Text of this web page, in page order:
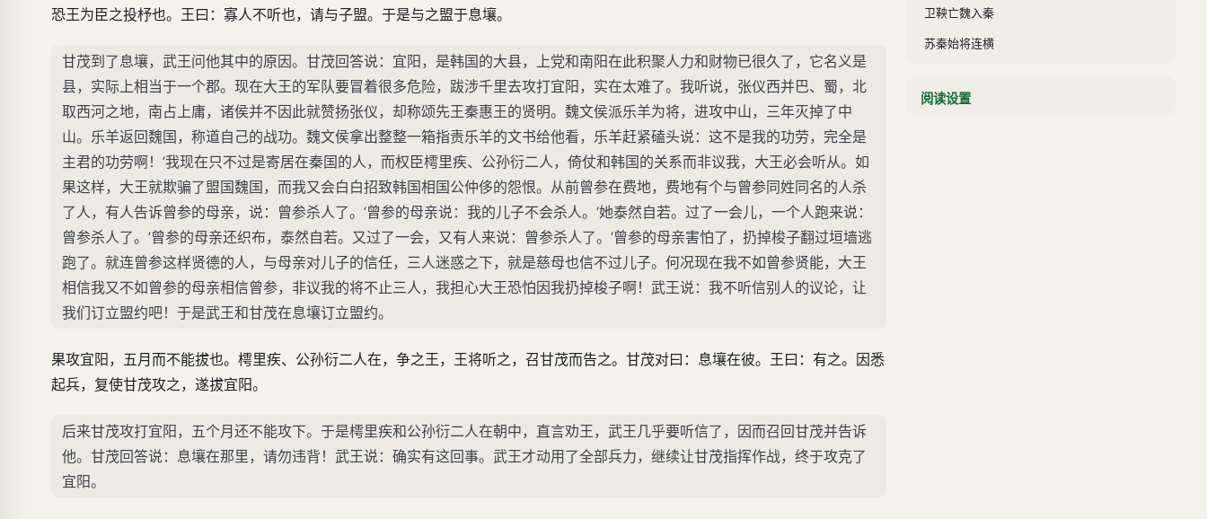
恐王为臣之投杼也。王曰：寡人不听也，请与子盟。于是与之盟于息壤。
甘茂到了息壤，武王问他其中的原因。甘茂回答说：宜阳，是韩国的大县，上党和南阳在此积聚人力和财物已很久了，它名义是
县，实际上相当于一个郡。现在大王的军队要冒着很多危险，跋涉千里去攻打宜阳，实在太难了。我听说，张仪西并巴、蜀，北
取西河之地，南占上庸，诸侯并不因此就赞扬张仪，却称颂先王秦惠王的贤明。魏文侯派乐羊为将，进攻中山，三年灭掉了中
山。乐羊返回魏国，称道自己的战功。魏文侯拿出整整一箱指责乐羊的文书给他看，乐羊赶紧磕头说：这不是我的功劳，完全是
主君的功劳啊！’我现在只不过是寄居在秦国的人，而权臣樗里疾、公孙衍二人，倚仗和韩国的关系而非议我，大王必会听从。如
果这样，大王就欺骗了盟国魏国，而我又会白白招致韩国相国公仲侈的怨恨。从前曾参在费地，费地有个与曾参同姓同名的人杀
了人，有人告诉曾参的母亲，说：曾参杀人了。’曾参的母亲说：我的儿子不会杀人。’她泰然自若。过了一会儿，一个人跑来说：
曾参杀人了。’曾参的母亲还织布，泰然自若。又过了一会，又有人来说：曾参杀人了。’曾参的母亲害怕了，扔掉梭子翻过垣墙逃
跑了。就连曾参这样贤德的人，与母亲对儿子的信任，三人迷惑之下，就是慈母也信不过儿子。何况现在我不如曾参贤能，大王
相信我又不如曾参的母亲相信曾参，非议我的将不止三人，我担心大王恐怕因我扔掉梭子啊！武王说：我不听信别人的议论，让
我们订立盟约吧！于是武王和甘茂在息壤订立盟约。
果攻宜阳，五月而不能拔也。樗里疾、公孙衍二人在，争之王，王将听之，召甘茂而告之。甘茂对曰：息壤在彼。王曰：有之。因悉
起兵，复使甘茂攻之，遂拔宜阳。
后来甘茂攻打宜阳，五个月还不能攻下。于是樗里疾和公孙衍二人在朝中，直言劝王，武王几乎要听信了，因而召回甘茂并告诉
他。甘茂回答说：息壤在那里，请勿违背！武王说：确实有这回事。武王才动用了全部兵力，继续让甘茂指挥作战，终于攻克了
宜阳。
卫鞅亡魏入秦
苏秦始将连横
张仪说秦王
阅读设置